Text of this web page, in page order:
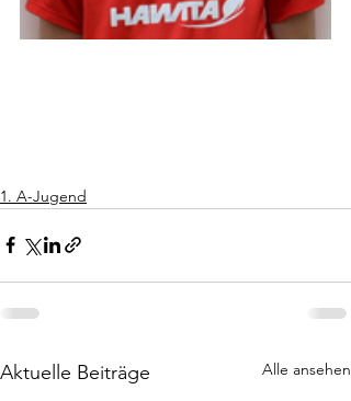
1. A-Jugend
Aktuelle Beiträge Alle ansehen